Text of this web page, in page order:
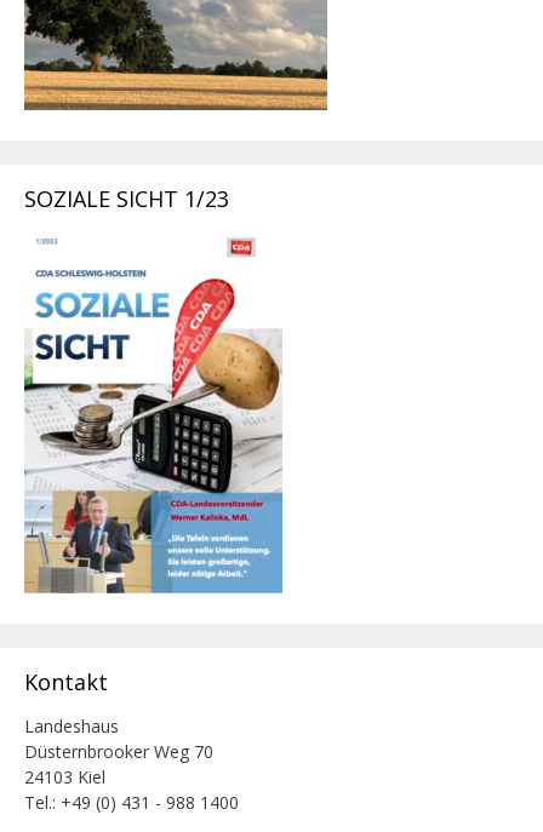
SOZIALE SICHT 1/23
Kontakt
Landeshaus
Düsternbrooker Weg 70
24103 Kiel
Tel.: +49 (0) 431 - 988 1400